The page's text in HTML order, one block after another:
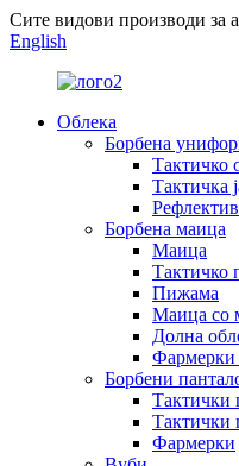
Сите видови производи за
English
Облека
Борбена
Тактичко
Тактичка
Борбена маица
Маица
Тактичко
Пижама
Маица со
Долна
Фармерки
Борбени
Тактички
Тактички
Фармерки